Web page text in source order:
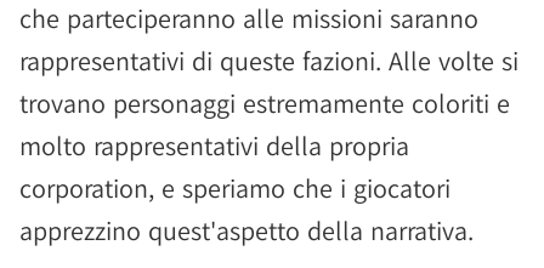
che parteciperanno alle missioni saranno
rappresentativi di queste fazioni. Alle volte si
trovano personaggi estremamente coloriti e
molto rappresentativi della propria
corporation, e speriamo che i giocatori
apprezzino quest'aspetto della narrativa.